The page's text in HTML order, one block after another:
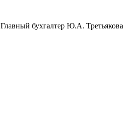
Главный бухгалтер Ю.А. Третьякова